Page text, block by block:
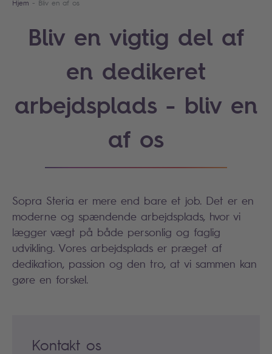
Hjem Bliv en af os
Bliv en vigtig del af
en dedikeret
arbejdsplads - bliv en
af os
Sopra Steria er mere end bare et job. Det er en
moderne og spændende arbejdsplads, hvor vi
lægger vægt på både personlig og faglig
udvikling. Vores arbejdsplads er præget af
dedikation, passion og den tro, at vi sammen kan
gøre en forskel.
Kontakt os